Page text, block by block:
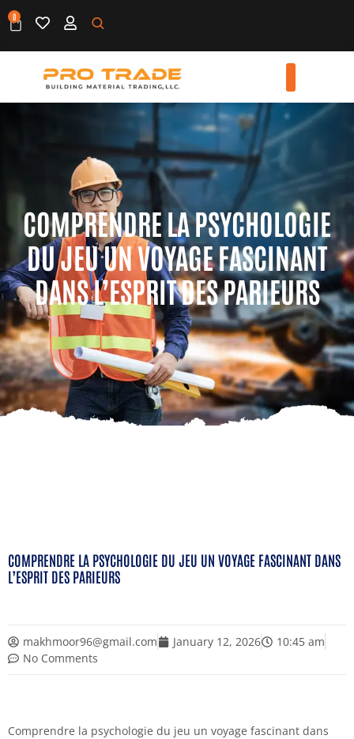
0
COMPRENDRE LA PSYCHOLOGIE
DU JEU UN VOYAGE FASCINANT
DANS L’ESPRIT DES PARIEURS
COMPRENDRE LA PSYCHOLOGIE DU JEU UN VOYAGE FASCINANT DANS
L’ESPRIT DES PARIEURS
makhmoor96@gmail.com January 12, 2026
10:45 am
No Comments
Comprendre la psychologie du jeu un voyage fascinant dans